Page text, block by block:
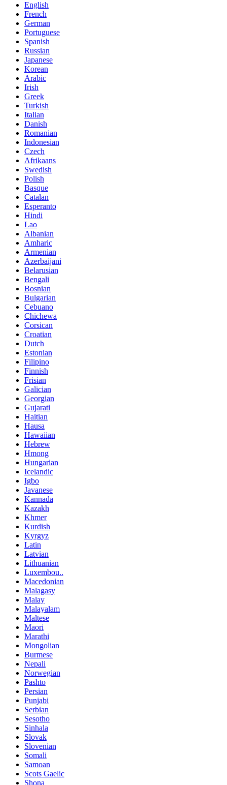
English
French
German
Portuguese
Spanish
Russian
Japanese
Korean
Arabic
Irish
Greek
Turkish
Italian
Danish
Romanian
Indonesian
Czech
Afrikaans
Swedish
Polish
Basque
Catalan
Esperanto
Hindi
Lao
Albanian
Amharic
Armenian
Azerbaijani
Belarusian
Bengali
Bosnian
Bulgarian
Cebuano
Chichewa
Corsican
Croatian
Dutch
Estonian
Filipino
Finnish
Frisian
Galician
Georgian
Gujarati
Haitian
Hausa
Hawaiian
Hebrew
Hmong
Hungarian
Icelandic
Igbo
Javanese
Kannada
Kazakh
Khmer
Kurdish
Kyrgyz
Latin
Latvian
Lithuanian
Luxembou..
Macedonian
Malagasy
Malay
Malayalam
Maltese
Maori
Marathi
Mongolian
Burmese
Nepali
Norwegian
Pashto
Persian
Punjabi
Serbian
Sesotho
Sinhala
Slovak
Slovenian
Somali
Samoan
Scots Gaelic
Shona